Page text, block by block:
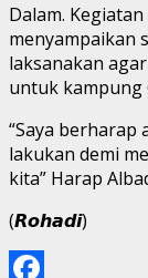
Dalam.
menyampaikan
laksanakan
untuk kampung
“Saya
lakukan demi
kita” Harap
(𝙍𝙤𝙝𝙖𝙙𝙞)